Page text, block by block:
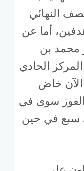
النهائي
أما عن
محمد بن
الحادي
حتى الآن خاض
الفوز سوى في
سبع في حين